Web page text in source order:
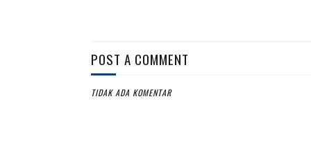
POST A COMMENT
TIDAK ADA KOMENTAR